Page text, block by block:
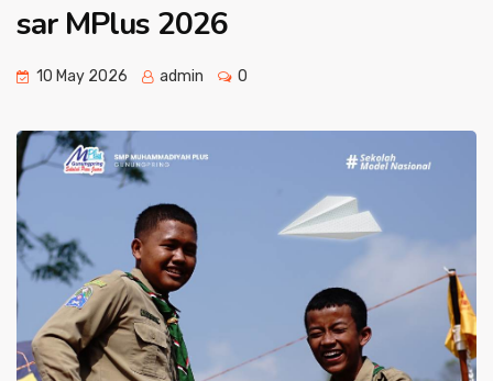
sar MPlus 2026
10 May 2026 admin 0